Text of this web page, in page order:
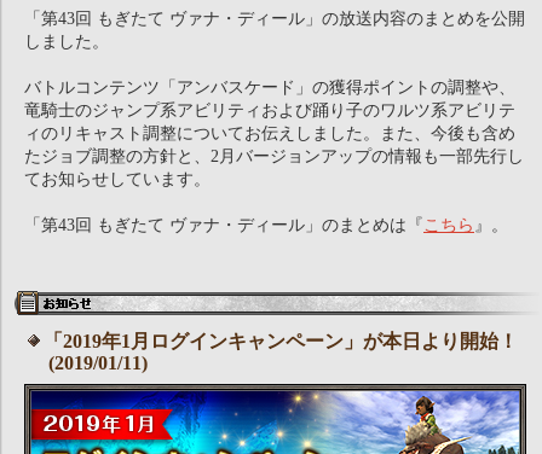
「第43回 もぎたて ヴァナ・ディール」の放送内容のまとめを公開
しました。
バトルコンテンツ「アンバスケード」の獲得ポイントの調整や、
竜騎士のジャンプ系アビリティおよび踊り子のワルツ系アビリテ
ィのリキャスト調整についてお伝えしました。また、今後も含め
たジョブ調整の方針と、2月バージョンアップの情報も一部先行し
てお知らせしています。
「第43回 もぎたて ヴァナ・ディール」のまとめは『 こちら 』。
「2019年1月ログインキャンペーン」が本日より開始！
(2019/01/11)